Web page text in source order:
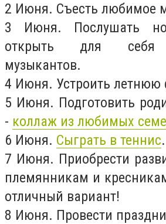
2 Июня. Съесть любимое
3 Июня. Послушать
открыть для себя
музыкантов.
4 Июня. Устроить летнюю
5 Июня. Подготовить
- коллаж из любимых
6 Июня. Сыграть в теннис.
7 Июня. Приобрести
племянникам и
отличный вариант!
8 Июня. Провести